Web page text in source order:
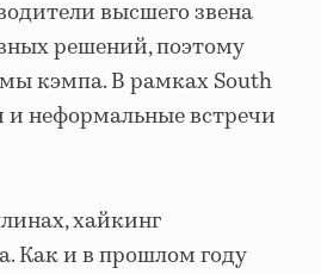
высшего звена
решений, поэтому
кэмпа. В рамках South
и неформальные встречи
хайкинг
Как и в прошлом году